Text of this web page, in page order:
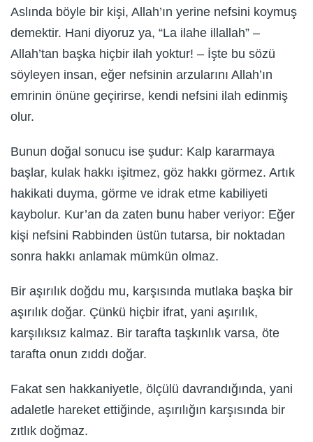
Aslında böyle bir kişi, Allah’ın yerine nefsini koymuş
demektir. Hani diyoruz ya, “La ilahe illallah” –
Allah’tan başka hiçbir ilah yoktur! – İşte bu sözü
söyleyen insan, eğer nefsinin arzularını Allah’ın
emrinin önüne geçirirse, kendi nefsini ilah edinmiş
olur.
Bunun doğal sonucu ise şudur: Kalp kararmaya
başlar, kulak hakkı işitmez, göz hakkı görmez. Artık
hakikati duyma, görme ve idrak etme kabiliyeti
kaybolur. Kur’an da zaten bunu haber veriyor: Eğer
kişi nefsini Rabbinden üstün tutarsa, bir noktadan
sonra hakkı anlamak mümkün olmaz.
Bir aşırılık doğdu mu, karşısında mutlaka başka bir
aşırılık doğar. Çünkü hiçbir ifrat, yani aşırılık,
karşılıksız kalmaz. Bir tarafta taşkınlık varsa, öte
tarafta onun zıddı doğar.
Fakat sen hakkaniyetle, ölçülü davrandığında, yani
adaletle hareket ettiğinde, aşırılığın karşısında bir
zıtlık doğmaz.